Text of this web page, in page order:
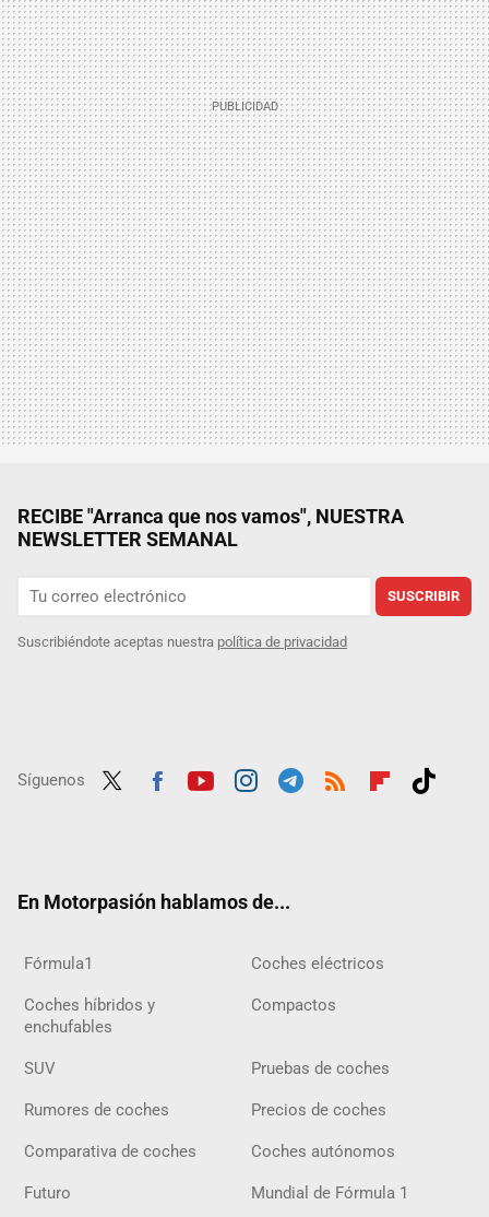
RECIBE "Arranca que nos vamos", NUESTRA
NEWSLETTER SEMANAL
SUSCRIBIR
Suscribiéndote aceptas nuestra política de privacidad
Síguenos
En Motorpasión hablamos de...
Fórmula1 Coches eléctricos
Coches híbridos y
enchufables
Compactos
SUV Pruebas de coches
Rumores de coches Precios de coches
Comparativa de coches Coches autónomos
Futuro Mundial de Fórmula 1